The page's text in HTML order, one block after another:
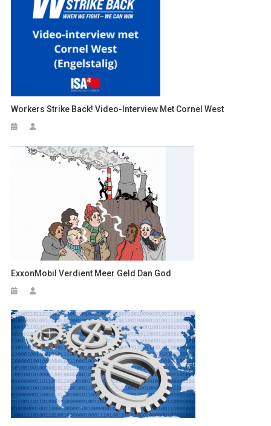
Workers Strike Back! Video-Interview Met Cornel West
ExxonMobil Verdient Meer Geld Dan God